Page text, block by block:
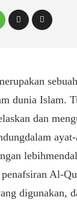
sebuah
dunia Islam.
dan
dalam
lebih
penafsiran Al-
digunakan,